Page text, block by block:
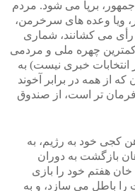
برپا می شود. مردم
ویا وعده های سرخرمن،
رأی می کشانند، شماری
چهره ملی و مردمی
انتخابات خبری نیست) به
از همه در برابر آخوند
تر است، از صندوق
مردم هم با دهن کجی خود به رژیم، به
بازگشت به دوران
هفتم خود را بازی
را باطل می سازد، و به
>